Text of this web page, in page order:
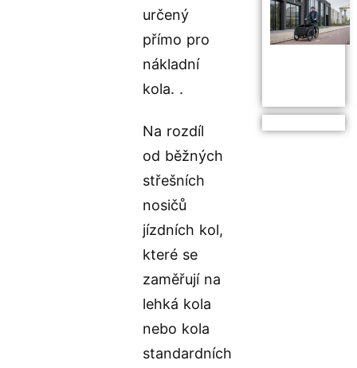
určený
přímo pro
nákladní
kola. .
Na rozdíl
od běžných
střešních
nosičů
jízdních kol,
které se
zaměřují na
lehká kola
nebo kola
standardních